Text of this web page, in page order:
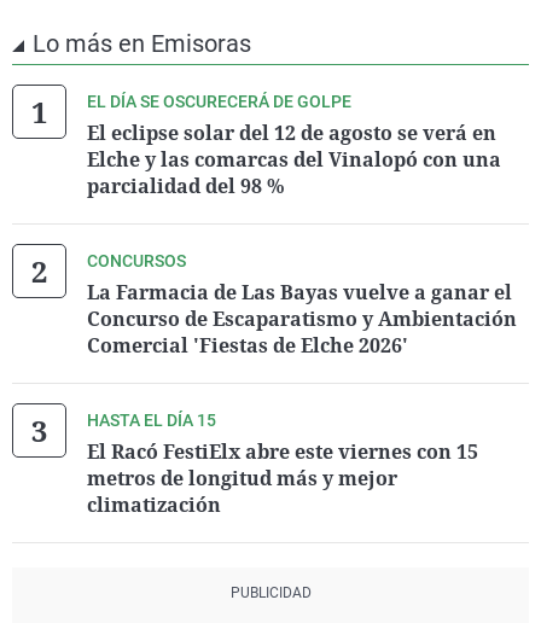
Lo más en Emisoras
EL DÍA SE OSCURECERÁ DE GOLPE
El eclipse solar del 12 de agosto se verá en
Elche y las comarcas del Vinalopó con una
parcialidad del 98 %
CONCURSOS
La Farmacia de Las Bayas vuelve a ganar el
Concurso de Escaparatismo y Ambientación
Comercial 'Fiestas de Elche 2026'
HASTA EL DÍA 15
El Racó FestiElx abre este viernes con 15
metros de longitud más y mejor
climatización